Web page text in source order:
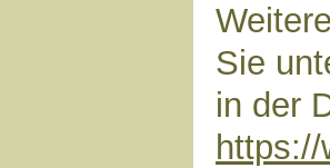
Sie
in der